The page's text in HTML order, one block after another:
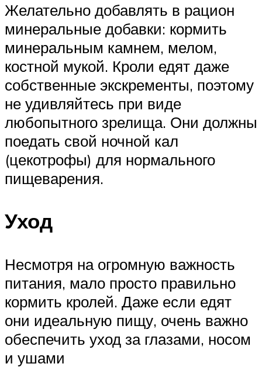
Желательно добавлять в рацион
минеральные добавки: кормить
минеральным камнем, мелом,
костной мукой. Кроли едят даже
собственные экскременты, поэтому
не удивляйтесь при виде
любопытного зрелища. Они должны
поедать свой ночной кал
(цекотрофы) для нормального
пищеварения.
Уход
Несмотря на огромную важность
питания, мало просто правильно
кормить кролей. Даже если едят
они идеальную пищу, очень важно
обеспечить уход за глазами, носом
и ушами